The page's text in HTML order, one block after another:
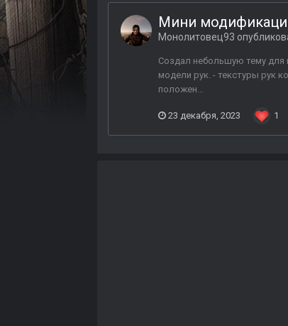
Мини
Монолитовец93
Создал небольшую тему для
модели рук. - текстуры рук
положен...
23 декабря, 2023 1